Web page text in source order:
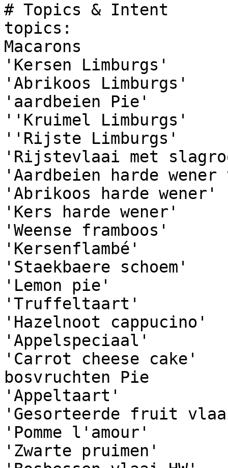
# Topics & Intent
topics:
Macarons
'Kersen Limburgs'
'Abrikoos Limburgs'
'aardbeien Pie'
''Kruimel Limburgs'
''Rijste Limburgs'
'Rijstevlaai met
'Aardbeien harde
'Abrikoos harde wener'
'Kers harde wener'
'Weense framboos'
'Kersenflambé'
'Staekbaere schoem'
'Lemon pie'
'Truffeltaart'
'Hazelnoot cappucino'
'Appelspeciaal'
'Carrot cheese cake'
bosvruchten Pie
'Appeltaart'
'Gesorteerde fruit
'Pomme l'amour'
'Zwarte pruimen'